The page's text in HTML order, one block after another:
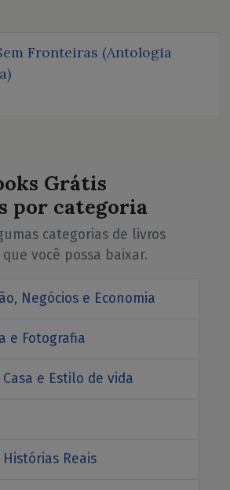
Fronteiras (Antologia
Grátis
por categoria
categorias de livros
você possa baixar.
Negócios e Economia
e Fotografia
e Estilo de vida
Reais